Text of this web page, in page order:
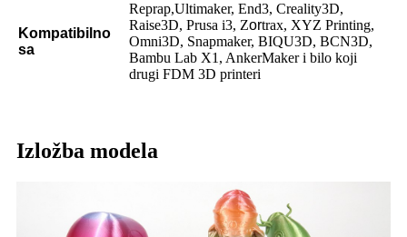
Kompatibilno
sa
Reprap,Ultimaker, End3, Creality3D,
Raise3D, Prusa i3, Zortrax, XYZ Printing,
Omni3D, Snapmaker, BIQU3D, BCN3D,
Bambu Lab X1, AnkerMaker i bilo koji
drugi FDM 3D printeri
Izložba modela